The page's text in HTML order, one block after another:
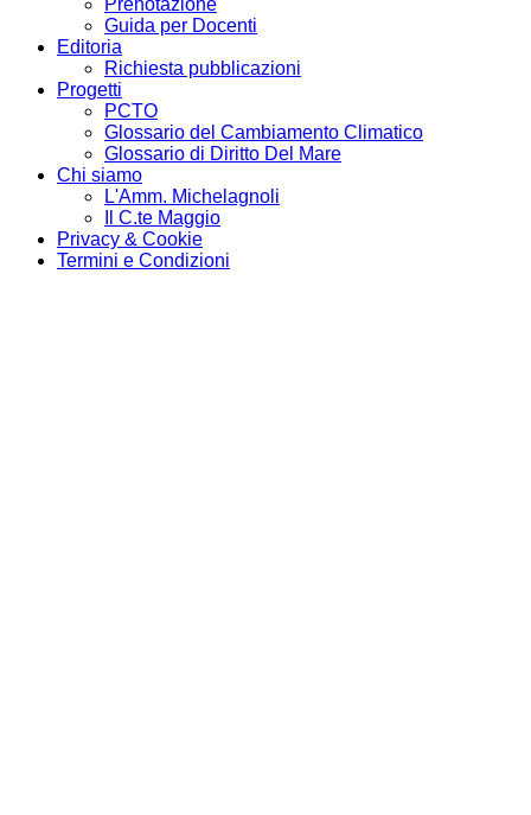
Prenotazione
Guida per Docenti
Editoria
Richiesta pubblicazioni
Progetti
PCTO
Glossario del Cambiamento Climatico
Glossario di Diritto Del Mare
Chi siamo
L'Amm. Michelagnoli
Il C.te Maggio
Privacy & Cookie
Termini e Condizioni